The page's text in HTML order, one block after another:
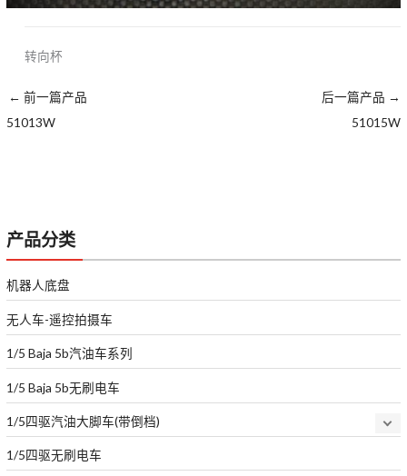
产品分类
机器人底盘
无人车-遥控拍摄车
1/5 Baja 5b汽油车系列
1/5 Baja 5b无刷电车
1/5四驱汽油大脚车(带倒档)
1/5四驱无刷电车
转向杯
← 前一篇产品
51013W
后一篇产品 →
51015W